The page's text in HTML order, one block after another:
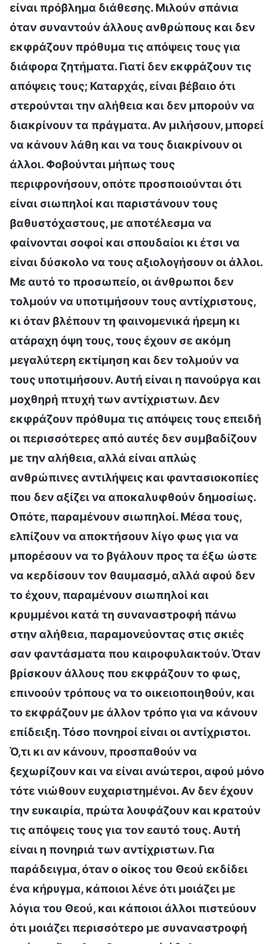
είναι πρόβλημα διάθεσης. Μιλούν σπάνια
όταν συναντούν άλλους ανθρώπους και δεν
εκφράζουν πρόθυμα τις απόψεις τους για
διάφορα ζητήματα. Γιατί δεν εκφράζουν τις
απόψεις τους; Καταρχάς, είναι βέβαιο ότι
στερούνται την αλήθεια και δεν μπορούν να
διακρίνουν τα πράγματα. Αν μιλήσουν, μπορεί
να κάνουν λάθη και να τους διακρίνουν οι
άλλοι. Φοβούνται μήπως τους
περιφρονήσουν, οπότε προσποιούνται ότι
είναι σιωπηλοί και παριστάνουν τους
βαθυστόχαστους, με αποτέλεσμα να
φαίνονται σοφοί και σπουδαίοι κι έτσι να
είναι δύσκολο να τους αξιολογήσουν οι άλλοι.
Με αυτό το προσωπείο, οι άνθρωποι δεν
τολμούν να υποτιμήσουν τους αντίχριστους,
κι όταν βλέπουν τη φαινομενικά ήρεμη κι
ατάραχη όψη τους, τους έχουν σε ακόμη
μεγαλύτερη εκτίμηση και δεν τολμούν να
τους υποτιμήσουν. Αυτή είναι η πανούργα και
μοχθηρή πτυχή των αντίχριστων. Δεν
εκφράζουν πρόθυμα τις απόψεις τους επειδή
οι περισσότερες από αυτές δεν συμβαδίζουν
με την αλήθεια, αλλά είναι απλώς
ανθρώπινες αντιλήψεις και φαντασιοκοπίες
που δεν αξίζει να αποκαλυφθούν δημοσίως.
Οπότε, παραμένουν σιωπηλοί. Μέσα τους,
ελπίζουν να αποκτήσουν λίγο φως για να
μπορέσουν να το βγάλουν προς τα έξω ώστε
να κερδίσουν τον θαυμασμό, αλλά αφού δεν
το έχουν, παραμένουν σιωπηλοί και
κρυμμένοι κατά τη συναναστροφή πάνω
στην αλήθεια, παραμονεύοντας στις σκιές
σαν φαντάσματα που καιροφυλακτούν. Όταν
βρίσκουν άλλους που εκφράζουν το φως,
επινοούν τρόπους να το οικειοποιηθούν, και
το εκφράζουν με άλλον τρόπο για να κάνουν
επίδειξη. Τόσο πονηροί είναι οι αντίχριστοι.
Ό,τι κι αν κάνουν, προσπαθούν να
ξεχωρίζουν και να είναι ανώτεροι, αφού μόνο
τότε νιώθουν ευχαριστημένοι. Αν δεν έχουν
την ευκαιρία, πρώτα λουφάζουν και κρατούν
τις απόψεις τους για τον εαυτό τους. Αυτή
είναι η πονηριά των αντίχριστων. Για
παράδειγμα, όταν ο οίκος του Θεού εκδίδει
ένα κήρυγμα, κάποιοι λένε ότι μοιάζει με
λόγια του Θεού, και κάποιοι άλλοι πιστεύουν
ότι μοιάζει περισσότερο με συναναστροφή